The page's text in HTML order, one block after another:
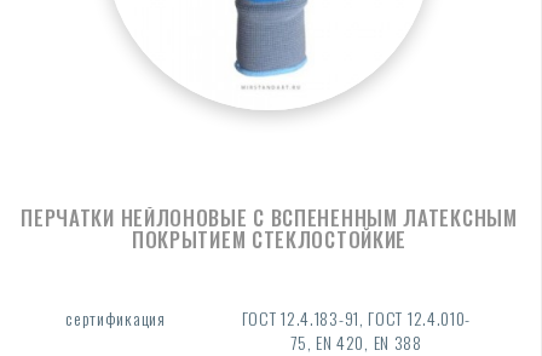
ПЕРЧАТКИ НЕЙЛОНОВЫЕ С ВСПЕНЕННЫМ ЛАТЕКСНЫМ
ПОКРЫТИЕМ СТЕКЛОСТОЙКИЕ
сертификация
ГОСТ 12.4.183-91, ГОСТ 12.4.010-
75, EN 420, EN 388